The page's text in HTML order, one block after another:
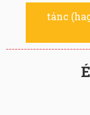
tánc